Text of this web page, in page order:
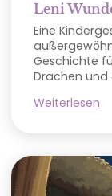
Leni
Eine
Geschichte
Drachen und
Weiterlesen